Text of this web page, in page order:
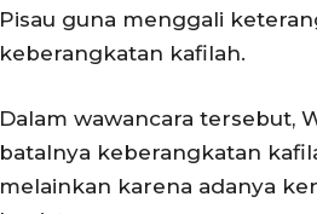
Pisau guna menggali
keberangkatan kafilah.
Dalam wawancara tersebut,
batalnya keberangkatan
melainkan karena adanya